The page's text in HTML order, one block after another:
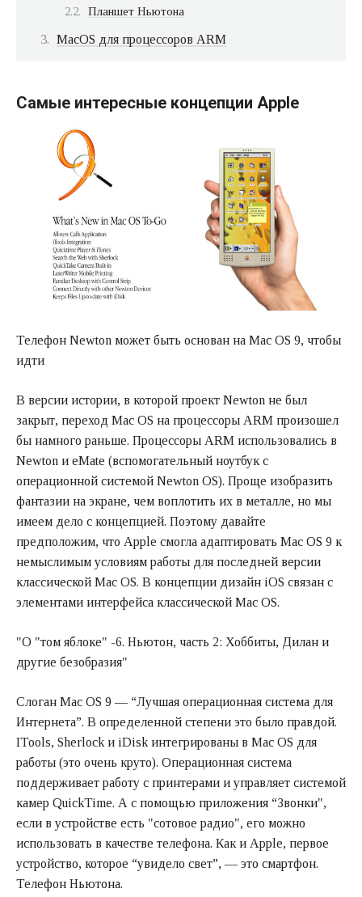
Планшет Ньютона
MacOS для процессоров ARM
Самые интересные концепции Apple
Телефон Newton может быть основан на Mac OS 9, чтобы
идти
В версии истории, в которой проект Newton не был
закрыт, переход Mac OS на процессоры ARM произошел
бы намного раньше. Процессоры ARM использовались в
Newton и eMate (вспомогательный ноутбук с
операционной системой Newton OS). Проще изобразить
фантазии на экране, чем воплотить их в металле, но мы
имеем дело с концепцией. Поэтому давайте
предположим, что Apple смогла адаптировать Mac OS 9 к
немыслимым условиям работы для последней версии
классической Mac OS. В концепции дизайн iOS связан с
элементами интерфейса классической Mac OS.
"О "том яблоке" -6. Ньютон, часть 2: Хоббиты, Дилан и
другие безобразия"
Слоган Mac OS 9 — “Лучшая операционная система для
Интернета”. В определенной степени это было правдой.
ITools, Sherlock и iDisk интегрированы в Mac OS для
работы (это очень круто). Операционная система
поддерживает работу с принтерами и управляет системой
камер QuickTime. А с помощью приложения “Звонки",
если в устройстве есть "сотовое радио", его можно
использовать в качестве телефона. Как и Apple, первое
устройство, которое “увидело свет”, — это смартфон.
Телефон Ньютона.